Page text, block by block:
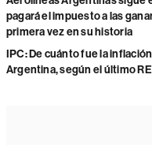
pagará el impuesto a las
primera vez en su historia
IPC: De cuánto fue la
Argentina, según el último